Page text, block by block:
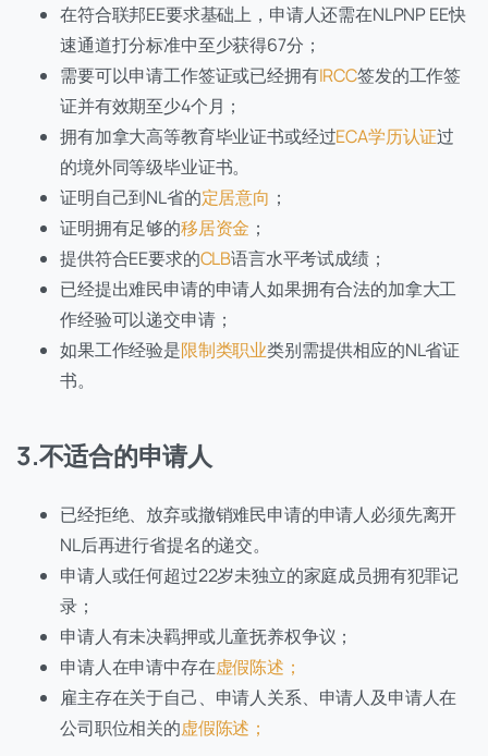
在符合联邦EE要求基础上，申请人还需在NLPNP EE快
速通道打分标准中至少获得67分；
需要可以申请工作签证或已经拥有IRCC签发的工作签
证并有效期至少4个月；
拥有加拿大高等教育毕业证书或经过ECA学历认证过
的境外同等级毕业证书。
证明自己到NL省的定居意向 ；
证明拥有足够的移居资金 ；
提供符合EE要求的CLB语言水平考试成绩；
已经提出难民申请的申请人如果拥有合法的加拿大工
作经验可以递交申请；
如果工作经验是限制类职业类别需提供相应的NL省证
书。
3.不适合的申请人
已经拒绝、放弃或撤销难民申请的申请人必须先离开
NL后再进行省提名的递交。
申请人或任何超过22岁未独立的家庭成员拥有犯罪记
录；
申请人有未决羁押或儿童抚养权争议；
申请人在申请中存在虚假陈述；
雇主存在关于自己、申请人关系、申请人及申请人在
公司职位相关的虚假陈述；